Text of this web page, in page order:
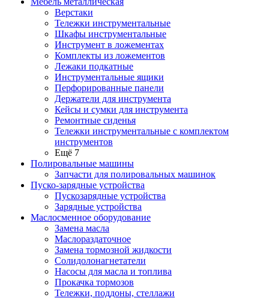
Верстаки
Тележки инструментальные
Шкафы инструментальные
Инструмент в ложементах
Комплекты из ложементов
Лежаки подкатные
Инструментальные ящики
Перфорированные панели
Держатели для инструмента
Кейсы и сумки для инструмента
Ремонтные сиденья
Тележки инструментальные с комплектом
инструментов
Ещё 7
Полировальные машины
Запчасти для полировальных машинок
Пуско-зарядные устройства
Пускозарядные устройства
Зарядные устройства
Маслосменное оборудование
Замена масла
Маслораздаточное
Замена тормозной жидкости
Солидолонагнетатели
Насосы для масла и топлива
Прокачка тормозов
Тележки, поддоны, стеллажи